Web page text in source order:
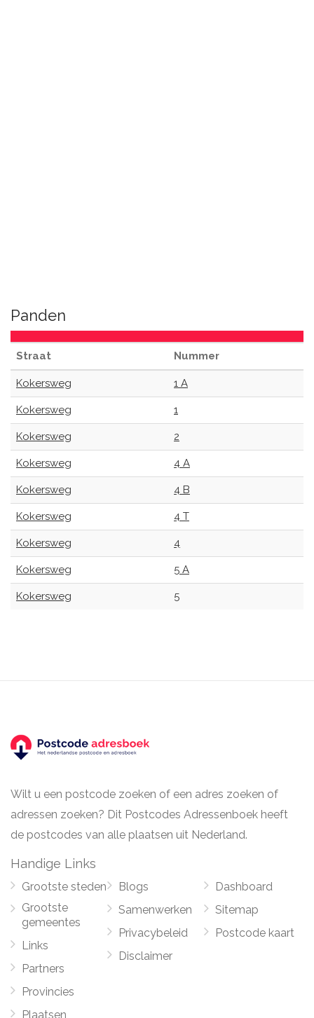
Panden
Straat Nummer
Kokersweg 1 A
Kokersweg 1
Kokersweg 2
Kokersweg 4 A
Kokersweg 4 B
Kokersweg 4 T
Kokersweg 4
Kokersweg 5 A
Kokersweg 5
Wilt u een postcode zoeken of een adres zoeken of
adressen zoeken? Dit Postcodes Adressenboek heeft
de postcodes van alle plaatsen uit Nederland.
Handige Links
Grootste steden
Grootste
gemeentes
Links
Partners
Provincies
Plaatsen
Blogs
Samenwerken
Privacybeleid
Disclaimer
Dashboard
Sitemap
Postcode kaart